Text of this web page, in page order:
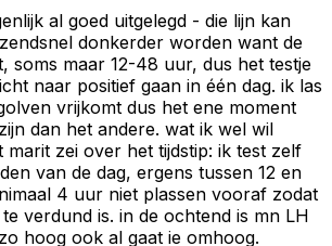
al goed uitgelegd - die lijn kan
donkerder worden want de
soms maar 12-48 uur, dus het testje
naar positief gaan in één dag. ik las
vrijkomt dus het ene moment
dan het andere. wat ik wel wil
marit zei over het tijdstip: ik test zelf
van de dag, ergens tussen 12 en
4 uur niet plassen vooraf zodat
verdund is. in de ochtend is mn LH
hoog ook al gaat ie omhoog.